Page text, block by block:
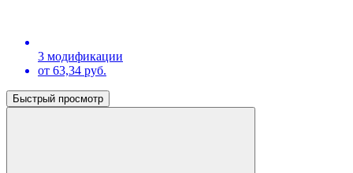
3 модификации
от 63,34 руб.
Быстрый просмотр